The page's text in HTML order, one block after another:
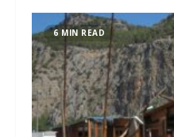
6 MIN READ